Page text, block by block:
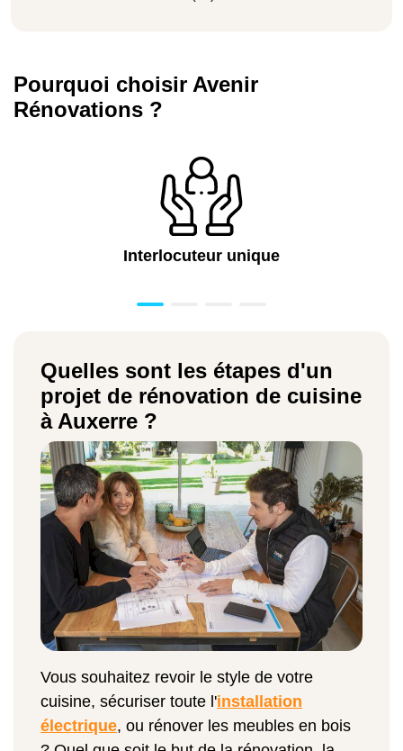
Pourquoi choisir Avenir
Rénovations ?
Interlocuteur unique
Quelles sont les étapes d'un
projet de rénovation de cuisine
à Auxerre ?
Vous souhaitez revoir le style de votre
cuisine, sécuriser toute l'installation
électrique, ou rénover les meubles en bois